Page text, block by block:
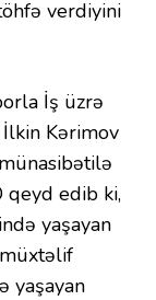
verdiyini
İş üzrə
Kərimov
münasibətilə
qeyd edib ki,
yaşayan
yaşayan